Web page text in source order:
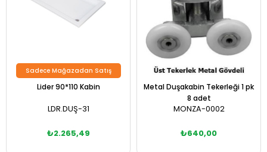
Lider 90*110 Kabin
LDR.DUŞ-31
₺2.265,49
Sadece Mağazadan Satış
Metal Duşakabin Tekerleği 1 pk
8 adet
MONZA-0002
₺640,00